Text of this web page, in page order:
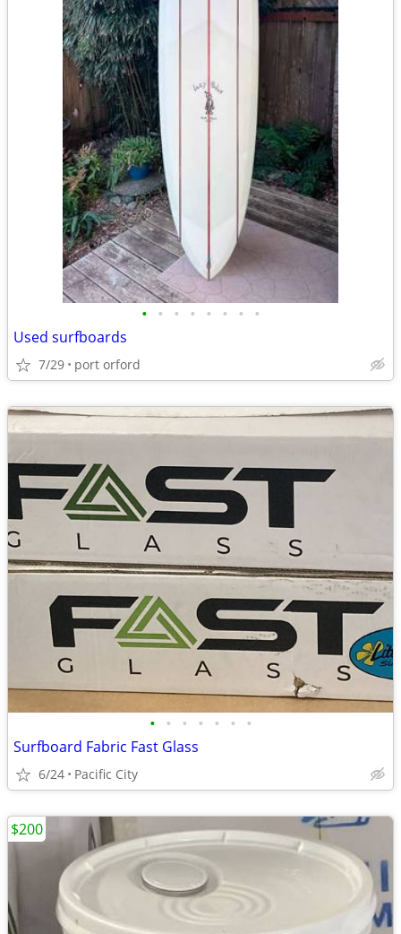
• • • • • • • •
Used surfboards
7/29 port orford
• • • • • • •
Surfboard Fabric Fast Glass
6/24 Pacific City
$200